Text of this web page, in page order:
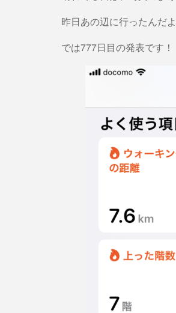
昨日あの辺に行ったんだ
では777日目の発表です！